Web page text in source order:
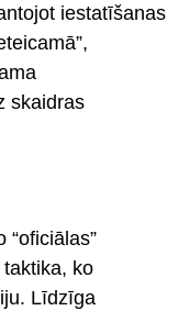
iestatīšanas
skaidras
ko
Līdzīga